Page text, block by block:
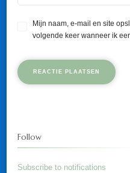
Mijn naam, e-mail en site
volgende keer wanneer ik
Follow
Subscribe to notifications